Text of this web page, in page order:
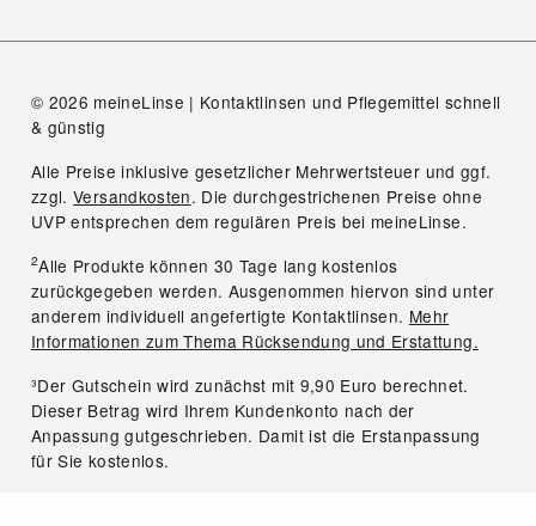
© 2026 meineLinse | Kontaktlinsen und Pflegemittel schnell
& günstig
Alle Preise inklusive gesetzlicher Mehrwertsteuer und ggf.
zzgl.Versandkosten. Die durchgestrichenen Preise ohne
UVP entsprechen dem regulären Preis bei meineLinse.
2Alle Produkte können 30 Tage lang kostenlos
zurückgegeben werden. Ausgenommen hiervon sind unter
anderem individuell angefertigte Kontaktlinsen. Mehr
Informationen zum Thema Rücksendung und Erstattung.
³Der Gutschein wird zunächst mit 9,90 Euro berechnet.
Dieser Betrag wird Ihrem Kundenkonto nach der
Anpassung gutgeschrieben. Damit ist die Erstanpassung
für Sie kostenlos.